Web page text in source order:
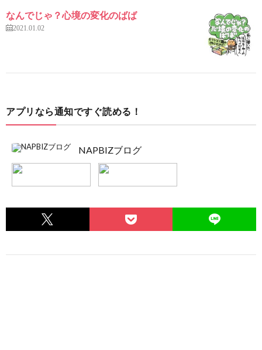
なんでじゃ？心境の変化のばば
2021.01.02
アプリなら通知ですぐ読める！
NAPBIZブログ